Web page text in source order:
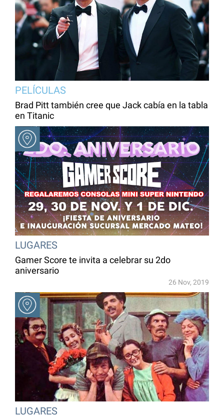
PELÍCULAS
Brad Pitt también cree que Jack cabía en la tabla
en Titanic
LUGARES
Gamer Score te invita a celebrar su 2do
aniversario
26 Nov, 2019
LUGARES